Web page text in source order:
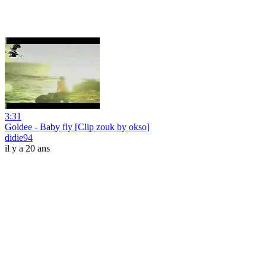
3:31
Goldee - Baby fly [Clip zouk by okso]
didie94
il y a 20 ans